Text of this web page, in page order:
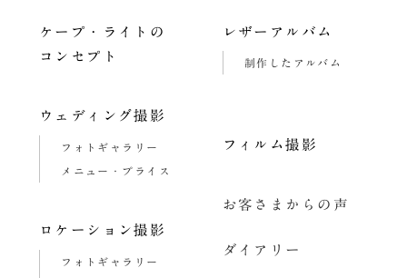
ケープ・ライトの
コンセプト
ウェディング撮影
フォトギャラリー
メニュー・プライス
ロケーション撮影
フォトギャラリー
レザーアルバム
制作したアルバム
フィルム撮影
お客さまからの声
ダイアリー